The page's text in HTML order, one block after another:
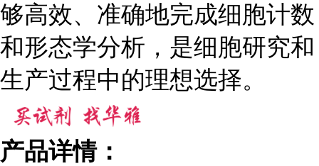
够高效、准确地完成细胞计数
和形态学分析，是细胞研究和
生产过程中的理想选择。
产品详情：